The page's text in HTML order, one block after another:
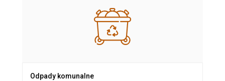
Odpady komunalne